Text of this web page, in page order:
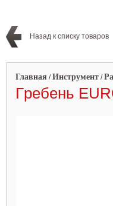
Назад к списку товаров
Главная /Инструмент /
Гpeбень